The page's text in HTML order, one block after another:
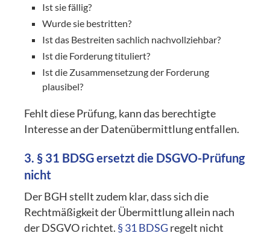
Ist sie fällig?
Wurde sie bestritten?
Ist das Bestreiten sachlich nachvollziehbar?
Ist die Forderung tituliert?
Ist die Zusammensetzung der Forderung
plausibel?
Fehlt diese Prüfung, kann das berechtigte
Interesse an der Datenübermittlung entfallen.
3. § 31 BDSGersetzt die DSGVO-Prüfung
nicht
Der BGH stellt zudem klar, dass sich die
Rechtmäßigkeit der Übermittlung allein nach
der DSGVO richtet. § 31 BDSG regelt nicht